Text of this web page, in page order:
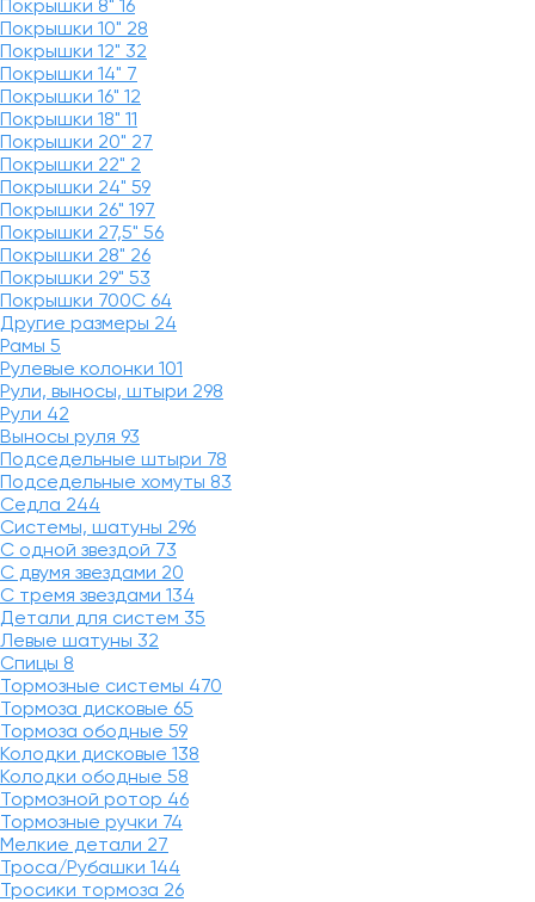
Покрышки 8" 16
Покрышки 10" 28
Покрышки 12" 32
Покрышки 14" 7
Покрышки 16" 12
Покрышки 18" 11
Покрышки 20" 27
Покрышки 22" 2
Покрышки 24" 59
Покрышки 26" 197
Покрышки 27,5" 56
Покрышки 28" 26
Покрышки 29" 53
Покрышки 700C 64
Другие размеры 24
Рамы 5
Рулевые колонки 101
Рули, выносы, штыри 298
Рули 42
Выносы руля 93
Подседельные штыри 78
Подседельные хомуты 83
Седла 244
Системы, шатуны 296
С одной звездой 73
С двумя звездами 20
С тремя звездами 134
Детали для систем 35
Левые шатуны 32
Спицы 8
Тормозные системы 470
Тормоза дисковые 65
Тормоза ободные 59
Колодки дисковые 138
Колодки ободные 58
Тормозной ротор 46
Тормозные ручки 74
Мелкие детали 27
Троса/Рубашки 144
Тросики тормоза 26